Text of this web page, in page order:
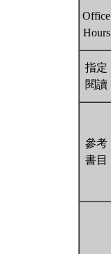
Office
Hours
指定
閱讀
參考
書目